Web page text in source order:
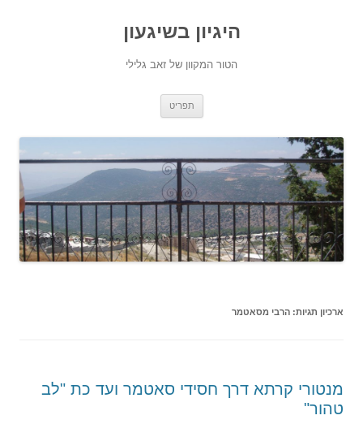
היגיון בשיגעון
הטור המקוון של זאב גלילי
תפריט
ארכיון תגיות: הרבי מסאטמר
מנטורי קרתא דרך חסידי סאטמר ועד כת "לב
טהור"